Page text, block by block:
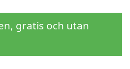
gratis och utan